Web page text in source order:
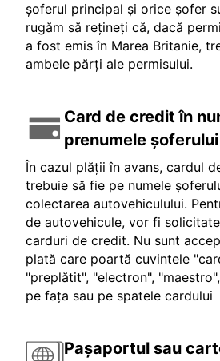
șoferul principal și orice șofer
rugăm să rețineți că, dacă
a fost emis în Marea Britanie,
ambele părți ale permisului.
Card de credit în
prenumele
În cazul plății în avans, cardul
trebuie să fie pe numele
colectarea autovehiculului.
de autovehicule, vor fi
carduri de credit. Nu sunt
plată care poartă cuvintele
"preplătit", "electron",
pe fața sau pe spatele cardului
Pașaportul sau